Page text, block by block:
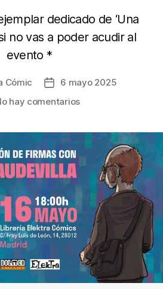
dedicado de ‘Una
no vas a poder acudir al
evento *
Cómic
Fecha
de
6 mayo 2025
hay comentariosen
firmas
Lorenzo
Caudevilla,
obra
maestra’